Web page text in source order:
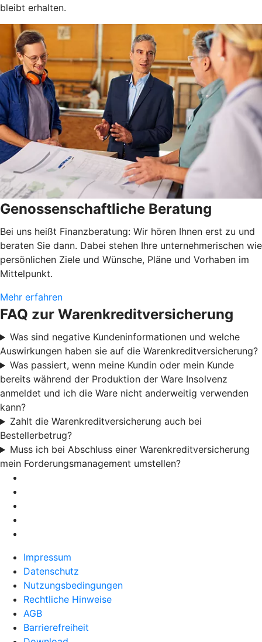
bleibt erhalten.
Genossenschaftliche Beratung
Bei uns heißt Finanzberatung: Wir hören Ihnen erst zu und
beraten Sie dann. Dabei stehen Ihre unternehmerischen wie
persönlichen Ziele und Wünsche, Pläne und Vorhaben im
Mittelpunkt.
Mehr erfahren
FAQ zur Warenkreditversicherung
Was sind negative Kundeninformationen und welche
Auswirkungen haben sie auf die Warenkreditversicherung?
Was passiert, wenn meine Kundin oder mein Kunde
bereits während der Produktion der Ware Insolvenz
anmeldet und ich die Ware nicht anderweitig verwenden
kann?
Zahlt die Warenkreditversicherung auch bei
Bestellerbetrug?
Muss ich bei Abschluss einer Warenkreditversicherung
mein Forderungsmanagement umstellen?
Impressum
Datenschutz
Nutzungsbedingungen
Rechtliche Hinweise
AGB
Barrierefreiheit